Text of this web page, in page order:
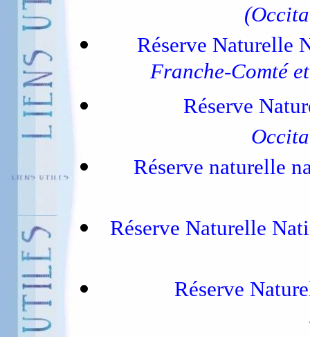
Réserve Naturelle
Franche-Comté
Réserve
Réserve naturelle
Réserve Naturelle
Réserve